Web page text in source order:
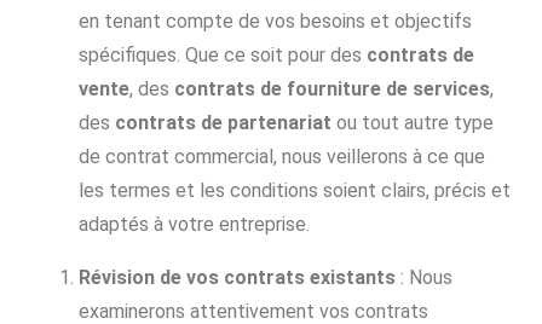
en tenant compte de vos besoins et objectifs
spécifiques. Que ce soit pour des contrats de
vente, des contrats de fourniture de services,
des contrats de partenariat ou tout autre type
de contrat commercial, nous veillerons à ce que
les termes et les conditions soient clairs, précis et
adaptés à votre entreprise.
Révision de vos contrats existants : Nous
examinerons attentivement vos contrats